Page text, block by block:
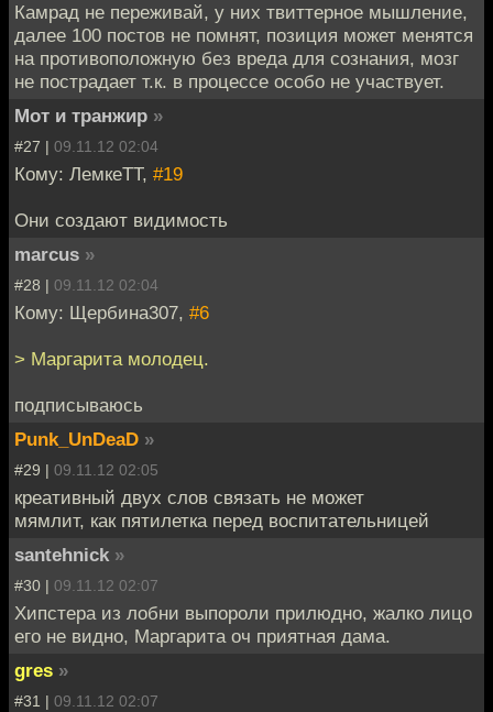
Камрад не переживай, у них твиттерное мышление,
далее 100 постов не помнят, позиция может менятся
на противоположную без вреда для сознания, мозг
не пострадает т.к. в процессе особо не участвует.
Мот и транжир »
#27 | 09.11.12 02:04
Кому: ЛемкеТТ, #19
Они создают видимость
marcus »
#28 | 09.11.12 02:04
Кому: Щербина307, #6
> Маргарита молодец.
подписываюсь
Punk_UnDeaD »
#29 | 09.11.12 02:05
креативный двух слов связать не может
мямлит, как пятилетка перед воспитательницей
santehnick »
#30 | 09.11.12 02:07
Хипстера из лобни выпороли прилюдно, жалко лицо
его не видно, Маргарита оч приятная дама.
gres »
#31 | 09.11.12 02:07